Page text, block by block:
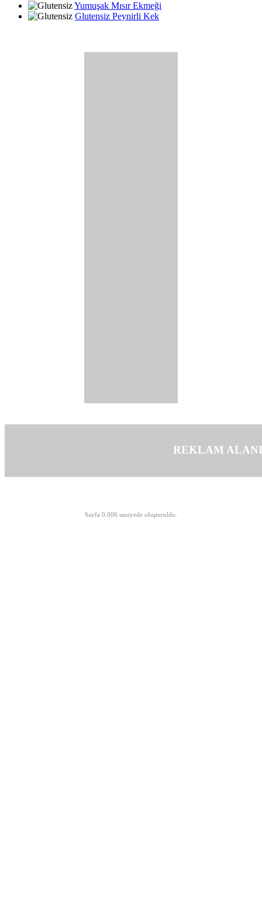
Yumuşak Mısır Ekmeği
Glutensiz Peynirli Kek
REKLAM ALANI
Sayfa 0.006 saniyede oluşturuldu.